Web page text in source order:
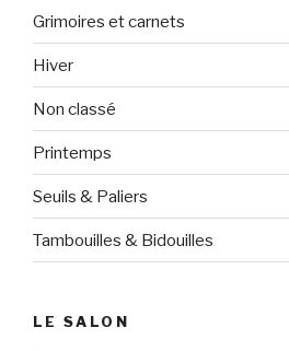
Grimoires et carnets
Hiver
Non classé
Printemps
Seuils & Paliers
Tambouilles & Bidouilles
LE SALON